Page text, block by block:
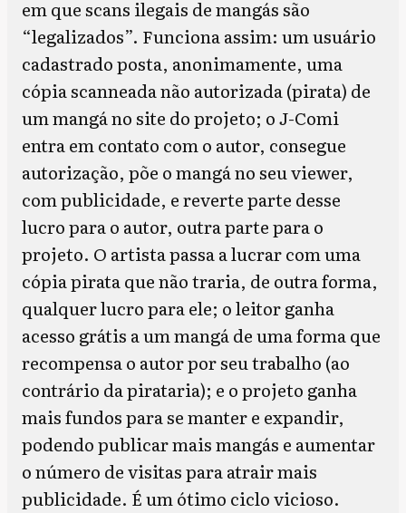
em que scans ilegais de mangás são
“legalizados”. Funciona assim: um usuário
cadastrado posta, anonimamente, uma
cópia scanneada não autorizada (pirata) de
um mangá no site do projeto; o J-Comi
entra em contato com o autor, consegue
autorização, põe o mangá no seu viewer,
com publicidade, e reverte parte desse
lucro para o autor, outra parte para o
projeto. O artista passa a lucrar com uma
cópia pirata que não traria, de outra forma,
qualquer lucro para ele; o leitor ganha
acesso grátis a um mangá de uma forma que
recompensa o autor por seu trabalho (ao
contrário da pirataria); e o projeto ganha
mais fundos para se manter e expandir,
podendo publicar mais mangás e aumentar
o número de visitas para atrair mais
publicidade. É um ótimo ciclo vicioso.